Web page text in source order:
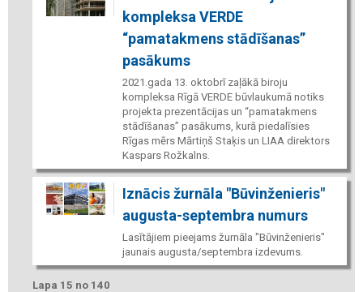
kompleksa VERDE
“pamatakmens stādīšanas”
pasākums
2021.gada 13. oktobrī zaļākā biroju
kompleksa Rīgā VERDE būvlaukumā notiks
projekta prezentācijas un “pamatakmens
stādīšanas” pasākums, kurā piedalīsies
Rīgas mērs Mārtiņš Staķis un LIAA direktors
Kaspars Rožkalns.
Iznācis žurnāla "Būvinženieris"
augusta-septembra numurs
Lasītājiem pieejams žurnāla "Būvinženieris"
jaunais augusta/septembra izdevums.
Lapa 15 no 140